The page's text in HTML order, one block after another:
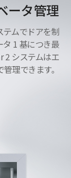
ータ管理
ムでドアを制
1 基につき最
2 システムはエ
理できます。